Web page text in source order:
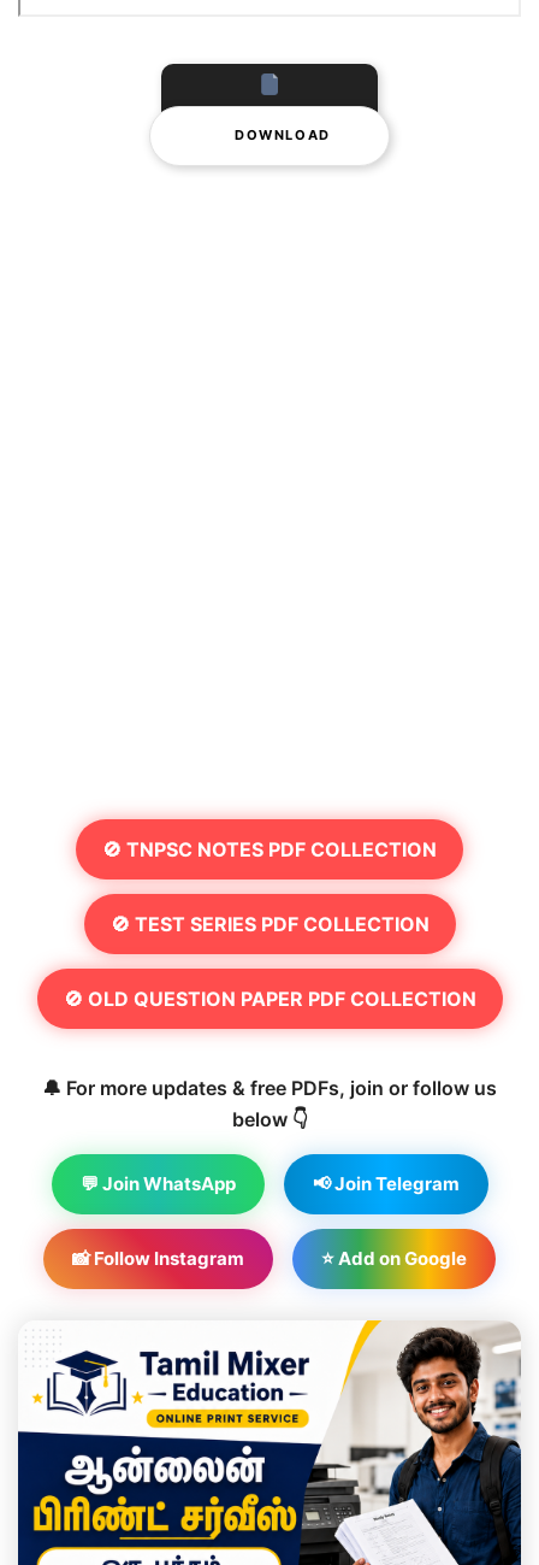
DOWNLOAD
🚫 TNPSC NOTES PDF COLLECTION
🚫 TEST SERIES PDF COLLECTION
🚫 OLD QUESTION PAPER PDF COLLECTION
🔔 For more updates & free PDFs, join or follow us
below 👇
💬 Join WhatsApp 📢 Join Telegram
📸 Follow Instagram ⭐ Add on Google